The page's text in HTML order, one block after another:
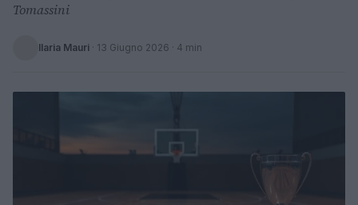
Tomassini
Ilaria Mauri · 13 Giugno 2026 · 4 min